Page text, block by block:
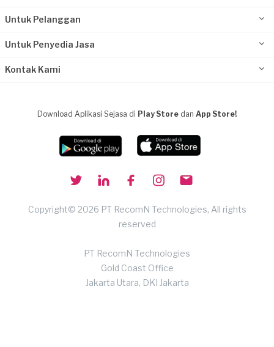
Untuk Pelanggan
Untuk Penyedia Jasa
Kontak Kami
Download Aplikasi Sejasa di Play Store dan App Store!
Copyright© 2026 PT RecomN Technologies, All rights
reserved
PT RecomN Technologies
Gold Coast Office
Jakarta Utara, DKI Jakarta